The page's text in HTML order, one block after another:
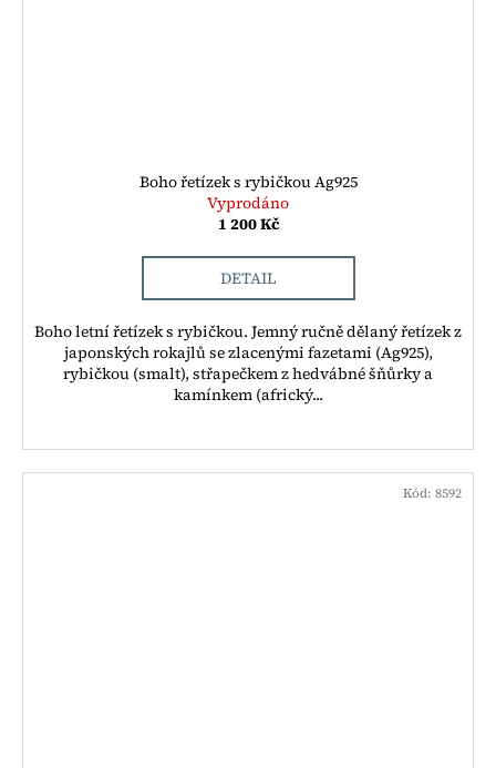
Boho řetízek s rybičkou Ag925
Vyprodáno
1 200 Kč
DETAIL
Boho letní řetízek s rybičkou. Jemný ručně dělaný řetízek z
japonských rokajlů se zlacenými fazetami (Ag925),
rybičkou (smalt), střapečkem z hedvábné šňůrky a
kamínkem (africký...
Kód: 8592